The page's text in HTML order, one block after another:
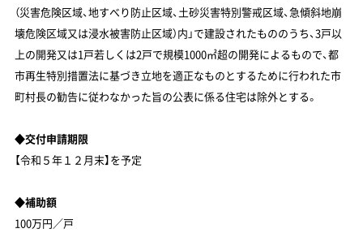
（災害危険区域、地すべり防止区域、土砂災害特別警戒区域、急傾斜地崩
壊危険区域又は浸水被害防止区域）内」で建設されたもののうち、3戸以
上の開発又は1戸若しくは2戸で規模1000㎡超の開発によるもので、都
市再生特別措置法に基づき立地を適正なものとするために行われた市
町村長の勧告に従わなかった旨の公表に係る住宅は除外とする。
◆交付申請期限
【令和５年１２月末】を予定
◆補助額
100万円／戸